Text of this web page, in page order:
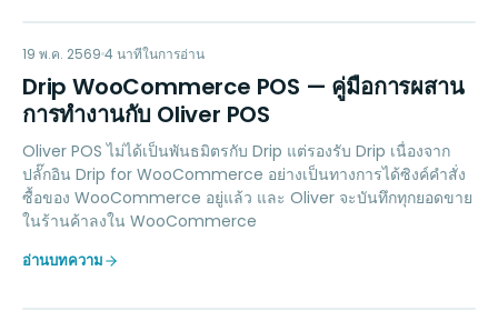
DW
MARKETING
19 พ.ค. 2569 4นาทีในการอ่าน
Drip WooCommerce POS — คู่มือการผสาน
การทำงานกับ Oliver POS
Oliver POS ไม่ได้เป็นพันธมิตรกับ Drip แต่รองรับ Drip เนื่องจาก
ปลั๊กอิน Drip for WooCommerce อย่างเป็นทางการได้ซิงค์คำสั่ง
ซื้อของ WooCommerce อยู่แล้ว และ Oliver จะบันทึกทุกยอดขาย
ในร้านค้าลงใน WooCommerce
อ่านบทความ